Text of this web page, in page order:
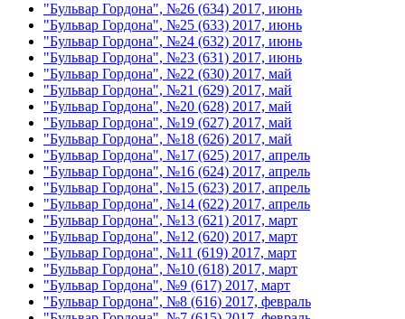
"Бульвар Гордона", №26 (634) 2017, июнь
"Бульвар Гордона", №25 (633) 2017, июнь
"Бульвар Гордона", №24 (632) 2017, июнь
"Бульвар Гордона", №23 (631) 2017, июнь
"Бульвар Гордона", №22 (630) 2017, май
"Бульвар Гордона", №21 (629) 2017, май
"Бульвар Гордона", №20 (628) 2017, май
"Бульвар Гордона", №19 (627) 2017, май
"Бульвар Гордона", №18 (626) 2017, май
"Бульвар Гордона", №17 (625) 2017, апрель
"Бульвар Гордона", №16 (624) 2017, апрель
"Бульвар Гордона", №15 (623) 2017, апрель
"Бульвар Гордона", №14 (622) 2017, апрель
"Бульвар Гордона", №13 (621) 2017, март
"Бульвар Гордона", №12 (620) 2017, март
"Бульвар Гордона", №11 (619) 2017, март
"Бульвар Гордона", №10 (618) 2017, март
"Бульвар Гордона", №9 (617) 2017, март
"Бульвар Гордона", №8 (616) 2017, февраль